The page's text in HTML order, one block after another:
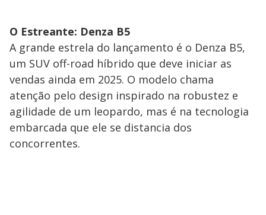
O Estreante: Denza B5
​A grande estrela do lançamento é o Denza B5,
um SUV off-road híbrido que deve iniciar as
vendas ainda em 2025. O modelo chama
atenção pelo design inspirado na robustez e
agilidade de um leopardo, mas é na tecnologia
embarcada que ele se distancia dos
concorrentes.